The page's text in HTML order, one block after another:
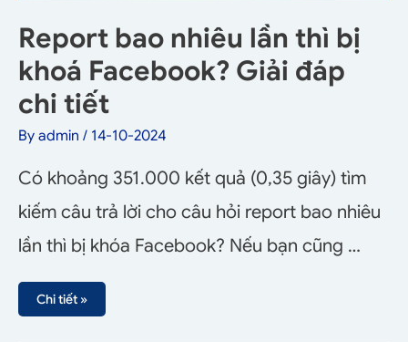
Report bao nhiêu lần thì bị
khoá Facebook? Giải đáp
chi tiết
By admin / 14-10-2024
Có khoảng 351.000 kết quả (0,35 giây) tìm
kiếm câu trả lời cho câu hỏi report bao nhiêu
lần thì bị khóa Facebook? Nếu bạn cũng …
Chi tiết »